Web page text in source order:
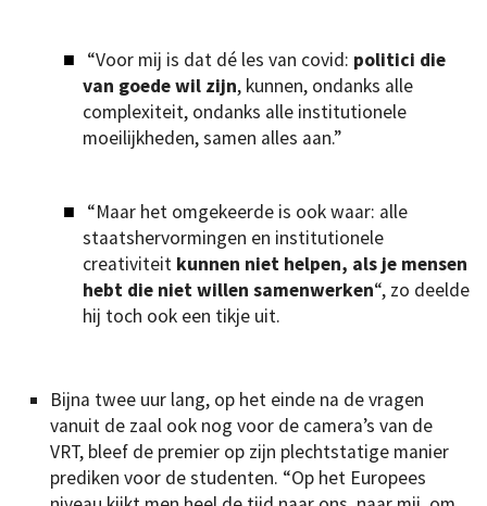
“Voor mij is dat dé les van covid: politici die
van goede wil zijn, kunnen, ondanks alle
complexiteit, ondanks alle institutionele
moeilijkheden, samen alles aan.”
“Maar het omgekeerde is ook waar: alle
staatshervormingen en institutionele
creativiteit kunnen niet helpen, als je mensen
hebt die niet willen samenwerken“, zo deelde
hij toch ook een tikje uit.
Bijna twee uur lang, op het einde na de vragen
vanuit de zaal ook nog voor de camera’s van de
VRT, bleef de premier op zijn plechtstatige manier
prediken voor de studenten. “Op het Europees